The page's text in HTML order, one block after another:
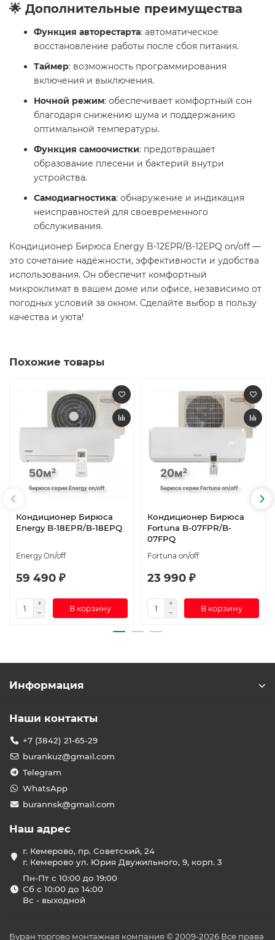
🌟 Дополнительные преимущества
Функция авторестарта: автоматическое
восстановление работы после сбоя питания.
Таймер: возможность программирования
включения и выключения.
Ночной режим: обеспечивает комфортный сон
благодаря снижению шума и поддержанию
оптимальной температуры.
Функция самоочистки: предотвращает
образование плесени и бактерий внутри
устройства.
Самодиагностика: обнаружение и индикация
неисправностей для своевременного
обслуживания.
Кондиционер Бирюса Energy B-12EPR/B-12EPQ on/off —
это сочетание надёжности, эффективности и удобства
использования. Он обеспечит комфортный
микроклимат в вашем доме или офисе, независимо от
погодных условий за окном. Сделайте выбор в пользу
качества и уюта!
Похожие товары
Кондиционер Бирюса
Energy B-18EPR/B-18EPQ
Energy On/off
59 490 ₽
В корзину
Кондиционер Бирюса
Fortuna B-07FPR/B-
07FPQ
Fortuna on/off
23 990 ₽
В корзину
Информация
Наши контакты
+7 (3842) 21-65-29
burankuz@gmail.com
Telegram
WhatsApp
burannsk@gmail.com
Наш адрес
г. Кемерово, пр. Советский, 24
г. Кемерово ул. Юрия Двужильного, 9, корп. 3
Пн-Пт с 10:00 до 19:00
Сб с 10:00 до 14:00
Вс - выходной
Буран торгово монтажная компания © 2009-2026 Все права